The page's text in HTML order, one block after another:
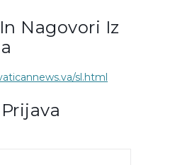
Nagovori Iz
sl.html